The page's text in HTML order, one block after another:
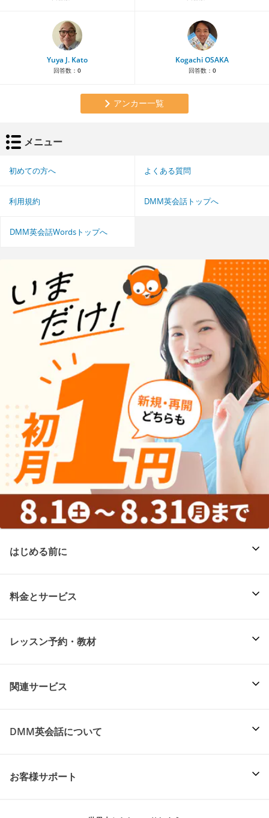
Yuya J. Kato
回答数： 0
Kogachi OSAKA
回答数： 0
アンカー一覧
メニュー
初めての方へ よくある質問
利用規約 DMM英会話トップへ
DMM英会話Wordsトップへ
はじめる前に
料金とサービス
レッスン予約・教材
関連サービス
DMM英会話について
お客様サポート